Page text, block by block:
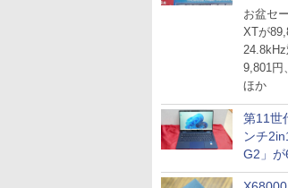
お盆セ
XTが
9,801円
ほか
第11世
ンチ
G2」が
中古